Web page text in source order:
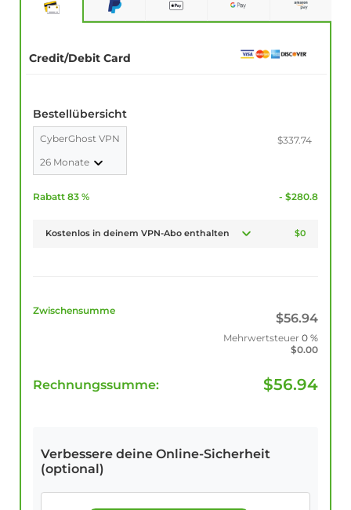
Credit/Debit Card
Bestellübersicht
CyberGhost VPN
26 Monate
$337.74
Rabatt 83 % - $280.8
Kostenlos in deinem VPN-Abo enthalten $0
Zwischensumme
$56.94
Mehrwertsteuer 0 %
$0.00
Rechnungssumme: $56.94
Verbessere deine Online-Sicherheit
(optional)